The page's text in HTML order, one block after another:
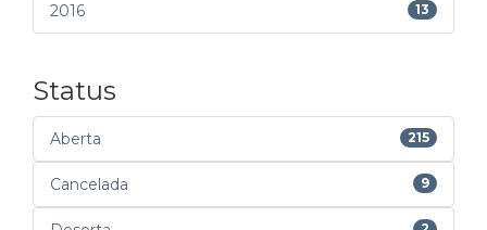
2016 13
Status
Aberta 215
Cancelada 9